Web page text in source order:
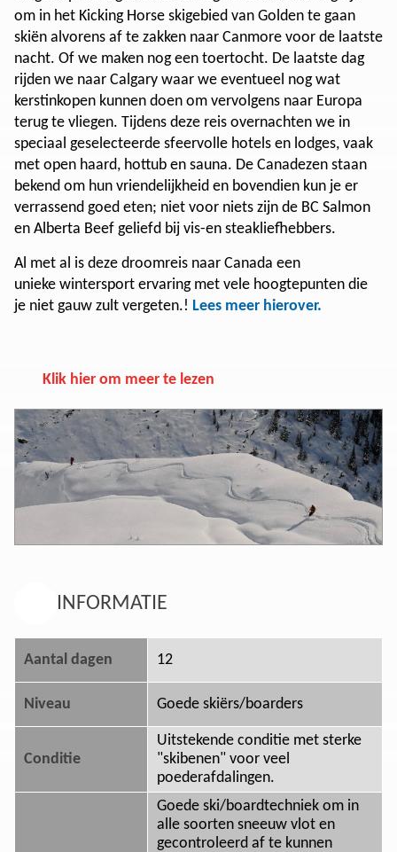
om in het Kicking Horse skigebied van Golden te gaan
skiën alvorens af te zakken naar Canmore voor de laatste
nacht. Of we maken nog een toertocht. De laatste dag
rijden we naar Calgary waar we eventueel nog wat
kerstinkopen kunnen doen om vervolgens naar Europa
terug te vliegen. Tijdens deze reis overnachten we in
speciaal geselecteerde sfeervolle hotels en lodges, vaak
met open haard, hottub en sauna. De Canadezen staan
bekend om hun vriendelijkheid en bovendien kun je er
verrassend goed eten; niet voor niets zijn de BC Salmon
en Alberta Beef geliefd bij vis-en steakliefhebbers.
Al met al is deze droomreis naar Canada een
unieke wintersport ervaring met vele hoogtepunten die
je niet gauw zult vergeten.! Lees meer hierover.
Klik hier om meer te lezen
INFORMATIE
Aantal dagen 12
Niveau Goede skiërs/boarders
Conditie
Uitstekende conditie met sterke
"skibenen" voor veel
poederafdalingen.
Goede ski/boardtechniek om in
alle soorten sneeuw vlot en
gecontroleerd af te kunnen